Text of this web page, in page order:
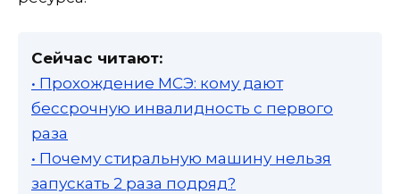
Сейчас читают:
• Прохождение МСЭ: кому дают
бессрочную инвалидность с первого
раза
• Почему стиральную машину нельзя
запускать 2 раза подряд?